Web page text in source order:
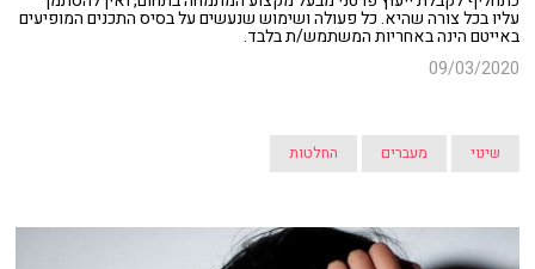
עליו בכל צורה שהיא. כל פעולה ושימוש שנעשים על בסיס התכנים המופיעים
באייטם הינה באחריות המשתמש/ת בלבד.
09/03/2020
שינוי מעברים החלטות